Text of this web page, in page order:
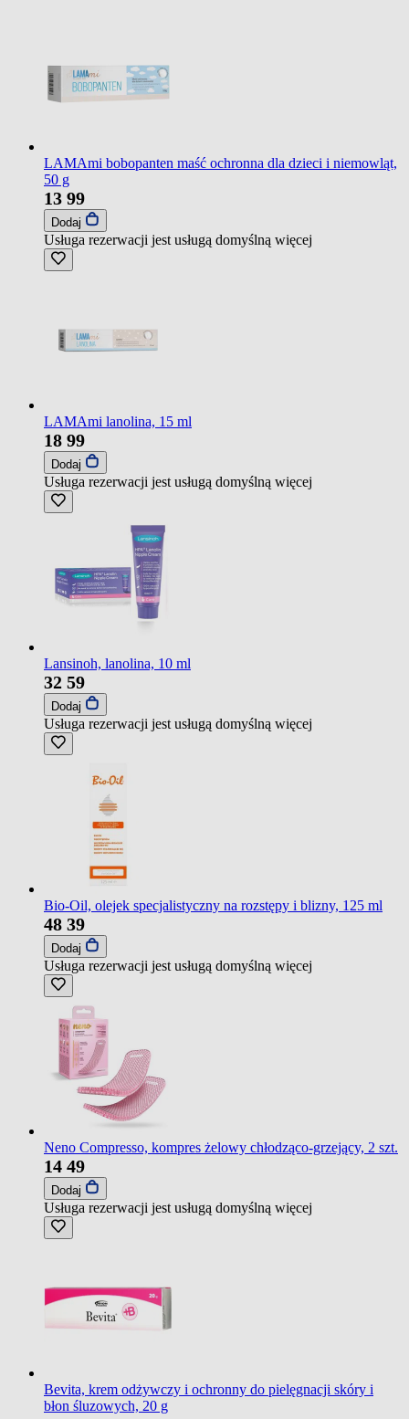
LAMAmi bobopanten maść ochronna dla dzieci i niemowląt,
50 g
13 99
Dodaj
Usługa rezerwacji jest usługą domyślną więcej
LAMAmi lanolina, 15 ml
18 99
Dodaj
Usługa rezerwacji jest usługą domyślną więcej
Lansinoh, lanolina, 10 ml
32 59
Dodaj
Usługa rezerwacji jest usługą domyślną więcej
Bio-Oil, olejek specjalistyczny na rozstępy i blizny, 125 ml
48 39
Dodaj
Usługa rezerwacji jest usługą domyślną więcej
Neno Compresso, kompres żelowy chłodząco-grzejący, 2 szt.
14 49
Dodaj
Usługa rezerwacji jest usługą domyślną więcej
Bevita, krem odżywczy i ochronny do pielęgnacji skóry i
błon śluzowych, 20 g